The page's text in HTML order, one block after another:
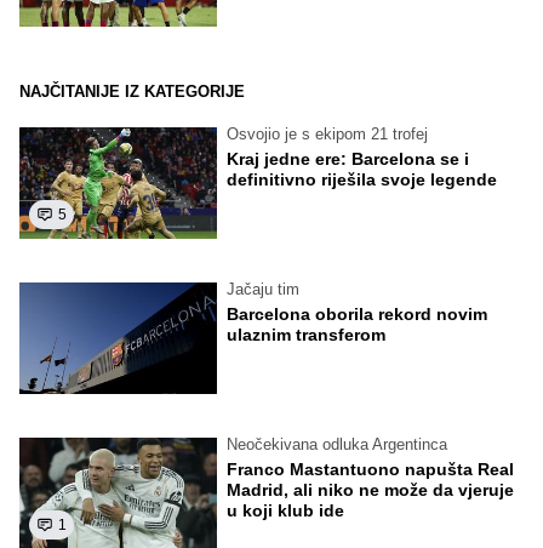
NAJČITANIJE IZ KATEGORIJE
5
Osvojio je s ekipom 21 trofej
Kraj jedne ere: Barcelona se i
definitivno riješila svoje legende
Jačaju tim
Barcelona oborila rekord novim
ulaznim transferom
1
Neočekivana odluka Argentinca
Franco Mastantuono napušta Real
Madrid, ali niko ne može da vjeruje
u koji klub ide